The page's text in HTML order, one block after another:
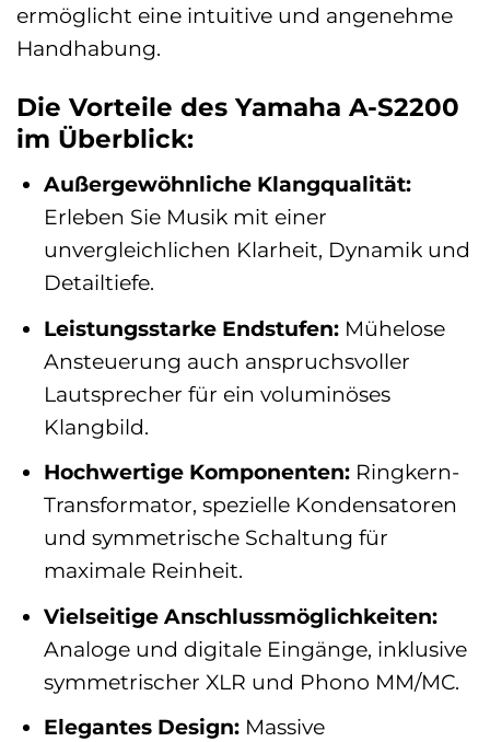
ermöglicht eine intuitive und angenehme
Handhabung.
Die Vorteile des Yamaha A-S2200
im Überblick:
Außergewöhnliche Klangqualität:
Erleben Sie Musik mit einer
unvergleichlichen Klarheit, Dynamik und
Detailtiefe.
Leistungsstarke Endstufen:Mühelose
Ansteuerung auch anspruchsvoller
Lautsprecher für ein voluminöses
Klangbild.
Hochwertige Komponenten:Ringkern-
Transformator, spezielle Kondensatoren
und symmetrische Schaltung für
maximale Reinheit.
Vielseitige Anschlussmöglichkeiten:
Analoge und digitale Eingänge, inklusive
symmetrischer XLR und Phono MM/MC.
Elegantes Design:Massive